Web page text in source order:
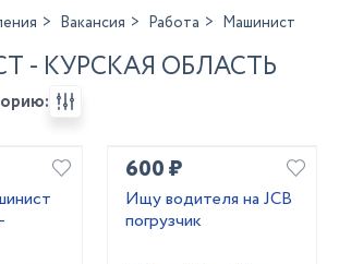
Вакансия Работа Машинист
- КУРСКАЯ ОБЛАСТЬ
600 ₽
Ищу водителя на JCB
погрузчик